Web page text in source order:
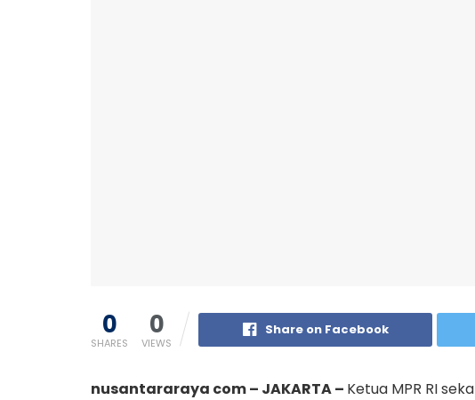
0
SHARES
0
VIEWS
Share on Facebook
nusantararaya com – JAKARTA – Ketua MPR RI